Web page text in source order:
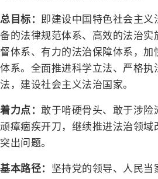
总目标： 即建设中国特色社会主义
备的法律规范体系、高效的法治实
督体系、有力的法治保障体系，加
体系。全面推进科学立法、严格执
法，建设社会主义法治国家。
着力点： 敢于啃硬骨头、敢于涉险
顽瘴痼疾开刀，继续推进法治领域
突出问题。
基本路径：
坚持党的领导、人民